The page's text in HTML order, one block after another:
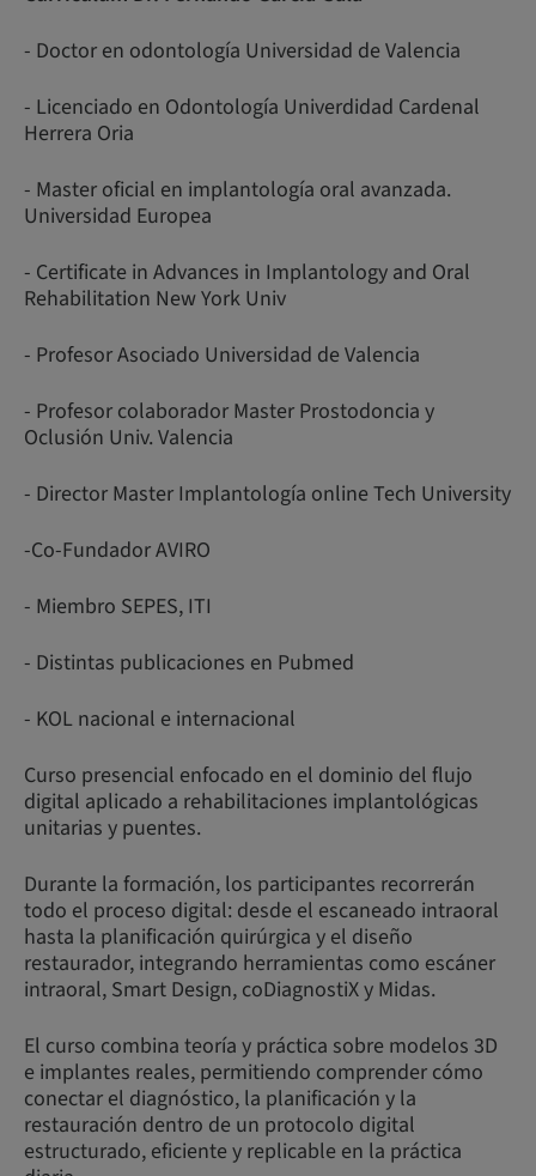
- Doctor en odontología Universidad de Valencia
- Licenciado en Odontología Univerdidad Cardenal
Herrera Oria
- Master oficial en implantología oral avanzada.
Universidad Europea
- Certificate in Advances in Implantology and Oral
Rehabilitation New York Univ
- Profesor Asociado Universidad de Valencia
- Profesor colaborador Master Prostodoncia y
Oclusión Univ. Valencia
- Director Master Implantología online Tech University
-Co-Fundador AVIRO
- Miembro SEPES, ITI
- Distintas publicaciones en Pubmed
- KOL nacional e internacional
Curso presencial enfocado en el dominio del flujo
digital aplicado a rehabilitaciones implantológicas
unitarias y puentes.
Durante la formación, los participantes recorrerán
todo el proceso digital: desde el escaneado intraoral
hasta la planificación quirúrgica y el diseño
restaurador, integrando herramientas como escáner
intraoral, Smart Design, coDiagnostiX y Midas.
El curso combina teoría y práctica sobre modelos 3D
e implantes reales, permitiendo comprender cómo
conectar el diagnóstico, la planificación y la
restauración dentro de un protocolo digital
estructurado, eficiente y replicable en la práctica